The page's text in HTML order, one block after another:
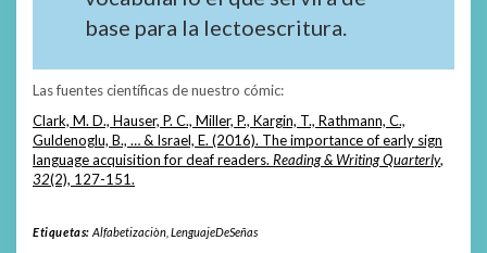
base para la lectoescritura.
Las fuentes científicas de nuestro cómic:
Clark, M. D., Hauser, P. C., Miller, P., Kargin, T., Rathmann, C.,
Guldenoglu, B., … & Israel, E. (2016). The importance of early sign
language acquisition for deaf readers. Reading & Writing Quarterly,
32(2), 127-151.
Etiquetas: Alfabetizaciòn, LenguajeDeSeñas